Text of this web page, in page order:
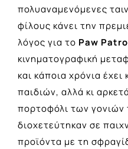
πολυαναμενόμενες
φίλους κάνει την
λόγος για το Paw
κινηματογραφική
και κάποια χρόνια
παιδιών, αλλά κι
πορτοφόλι των γονιών
διοχετεύτηκαν σε
προϊόντα με τη